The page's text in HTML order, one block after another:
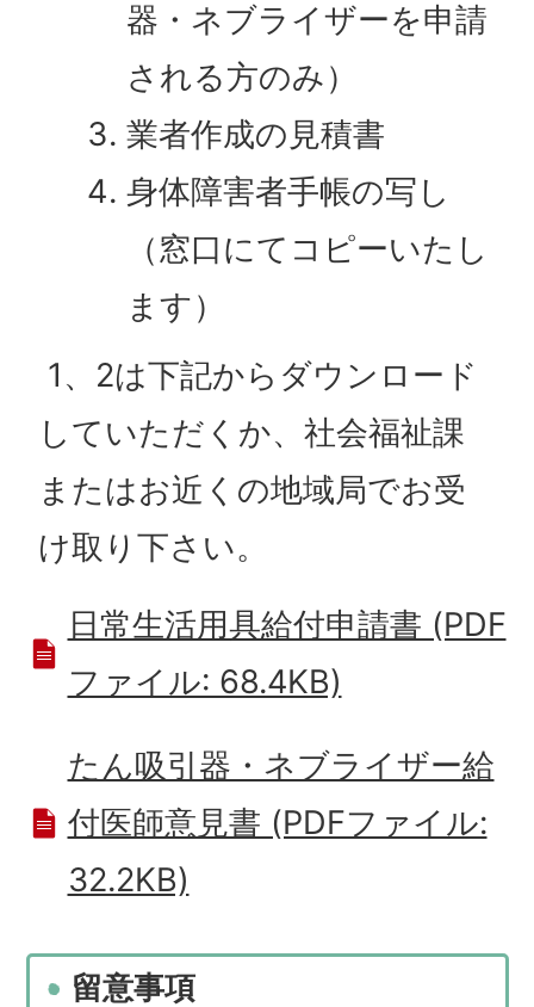
器・ネブライザーを申請
される方のみ）
業者作成の見積書
身体障害者手帳の写し
（窓口にてコピーいたし
ます）
1、2は下記からダウンロード
していただくか、社会福祉課
またはお近くの地域局でお受
け取り下さい。
日常生活用具給付申請書 (PDF
ファイル: 68.4KB)
たん吸引器・ネブライザー給
付医師意見書 (PDFファイル:
32.2KB)
留意事項